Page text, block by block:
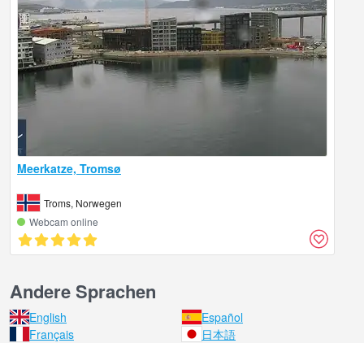
Meerkatze, Tromsø
Troms, Norwegen
Webcam online
Andere Sprachen
English
Español
Français
日本語